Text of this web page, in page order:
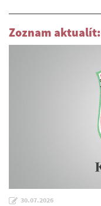
Zoznam aktualít:
30.07.2026